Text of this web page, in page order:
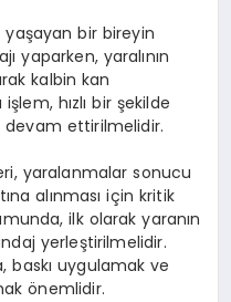
yaşayan bir bireyin
yaparken, yaralının
kalbin kan
işlem, hızlı bir şekilde
devam ettirilmelidir.
yaralanmalar sonucu
alınması için kritik
ilk olarak yaranın
yerleştirilmelidir.
baskı uygulamak ve
önemlidir.